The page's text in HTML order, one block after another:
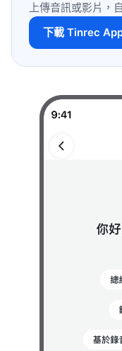
上傳音訊或影片，
下載 Tinrec